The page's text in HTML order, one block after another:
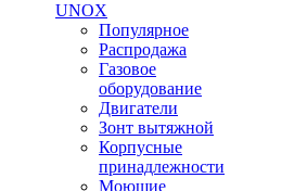
UNOX
Популярное
Распродажа
Газовое
оборудование
Двигатели
Зонт вытяжной
Корпусные
принадлежности
Моющие